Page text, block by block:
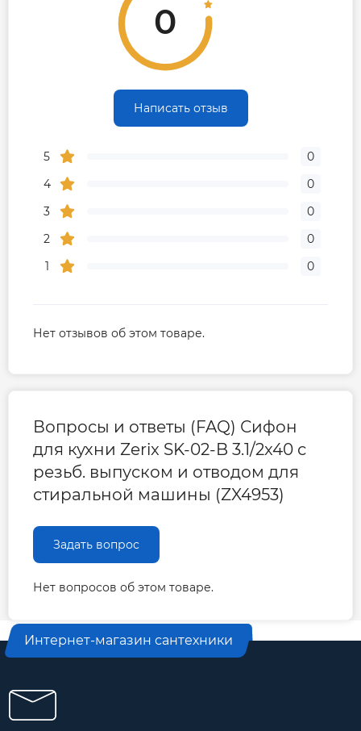
0
Написать отзыв
5
0
4
0
3
0
2
0
1
0
Нет отзывов об этом товаре.
Вопросы и ответы (FAQ) Сифон
для кухни Zerix SK-02-B 3.1/2x40 с
резьб. выпуском и отводом для
стиральной машины (ZX4953)
Задать вопрос
Нет вопросов об этом товаре.
Интернет-магазин сантехники